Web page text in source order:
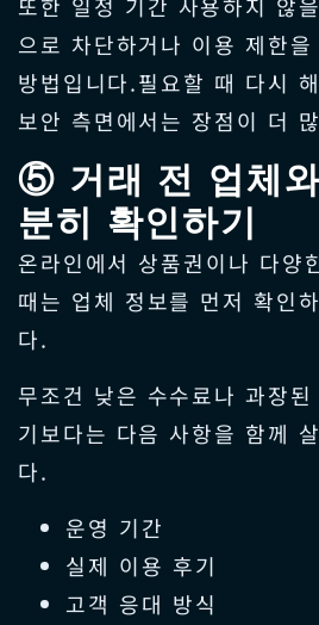
으로 차단하거나 이용 제한
방법입니다.필요할 때 다시
보안 측면에서는 장점이 더
⑤ 거래 전 업체
분히 확인하기
온라인에서 상품권이나 다양
때는 업체 정보를 먼저 확인
다.
무조건 낮은 수수료나 과장
기보다는 다음 사항을 함께
다.
운영 기간
실제 이용 후기
고객 응대 방식